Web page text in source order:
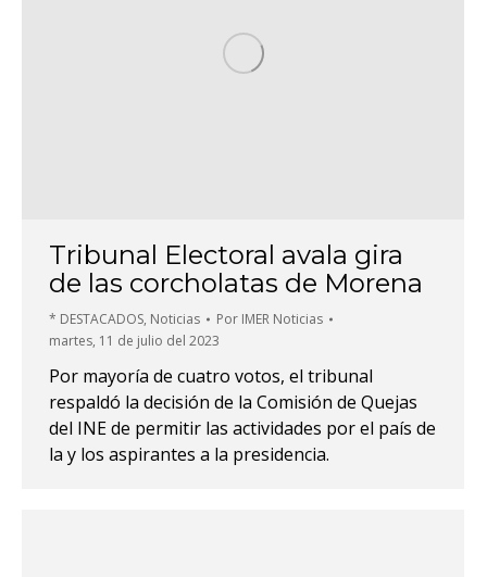
Tribunal Electoral avala gira
de las corcholatas de Morena
* DESTACADOS, Noticias Por IMER Noticias
martes, 11 de julio del 2023
Por mayoría de cuatro votos, el tribunal
respaldó la decisión de la Comisión de Quejas
del INE de permitir las actividades por el país de
la y los aspirantes a la presidencia.